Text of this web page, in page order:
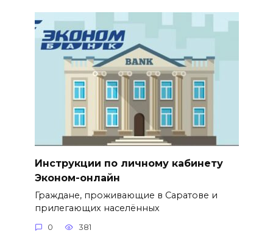
Инструкции по личному кабинету
Эконом-онлайн
Граждане, проживающие в Саратове и
прилегающих населённых
0 381